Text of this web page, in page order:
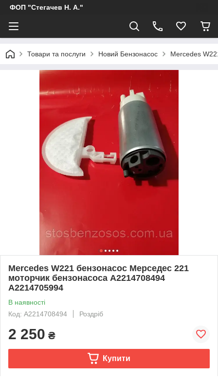
ФОП "Стегачев Н. А."
Товари та послуги Новий Бензонасос Mercedes
Mercedes W221 бензонасос Мерседес 221
моторчик бензонасоса A2214708494
A2214705994
В наявності
Код: A2214708494
Роздріб
2 250 ₴
Купити